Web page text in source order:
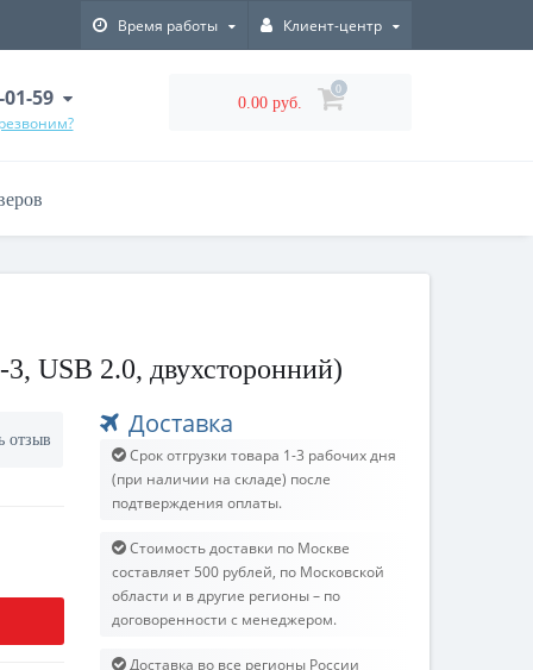
Время работы Клиент-центр
59 0.00 руб.
0
USB 2.0, двухсторонний)
отзыв Доставка
Срок отгрузки товара 1-3 рабочих дня
(при наличии на складе) после
подтверждения оплаты.
Стоимость доставки по Москве
составляет 500 рублей, по Московской
области и в другие регионы – по
договоренности с менеджером.
Доставка во все регионы России